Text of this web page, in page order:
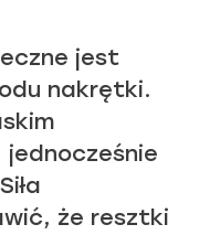
jest
nakrętki.
jednocześnie
że resztki